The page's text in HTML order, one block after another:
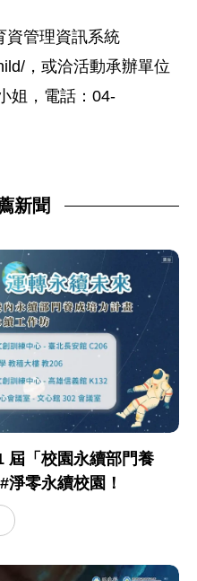
資管理資訊系統
，或洽活動承辦單位
姐，電話：04-
新聞
屆「校園永續部門養
工作坊 打造 #淨零永續校園！